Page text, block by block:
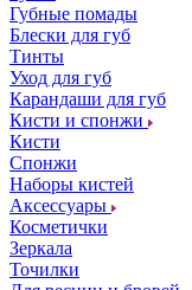
Губные помады
Блески для губ
Тинты
Уход для губ
Карандаши для губ
Кисти и спонжи
Кисти
Спонжи
Наборы кистей
Аксессуары
Косметички
Зеркала
Точилки